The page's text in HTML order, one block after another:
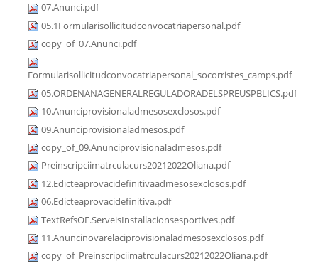
07.Anunci.pdf
05.1Formularisollicitudconvocatriapersonal.pdf
copy_of_07.Anunci.pdf
Formularisollicitudconvocatriapersonal_socorristes_camps.pdf
05.ORDENANAGENERALREGULADORADELSPREUSPBLICS.pdf
10.Anunciprovisionaladmesosexclosos.pdf
09.Anunciprovisionaladmesos.pdf
copy_of_09.Anunciprovisionaladmesos.pdf
Preinscripciimatrculacurs20212022Oliana.pdf
12.Edicteaprovacidefinitivaadmesosexclosos.pdf
06.Edicteaprovacidefinitiva.pdf
TextRefsOF.ServeisInstallacionsesportives.pdf
11.Anuncinovarelaciprovisionaladmesosexclosos.pdf
copy_of_Preinscripciimatrculacurs20212022Oliana.pdf